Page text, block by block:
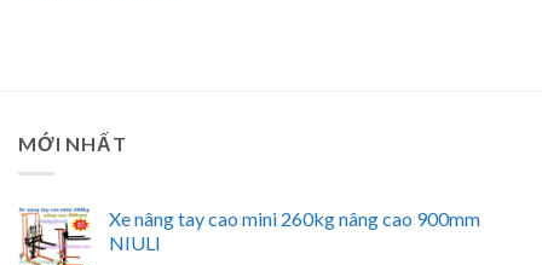
MỚI NHẤT
Xe nâng tay cao mini 260kg nâng cao 900mm
NIULI